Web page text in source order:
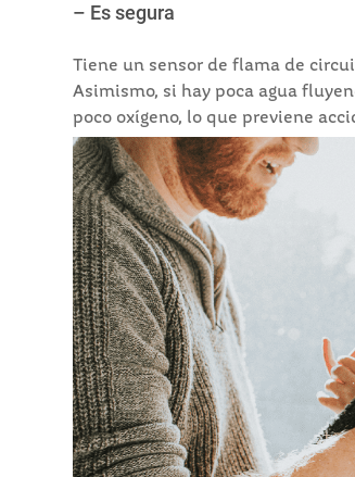
– Es segura
Tiene un sensor de flama de
Asimismo, si hay poca agua
poco oxígeno, lo que previene